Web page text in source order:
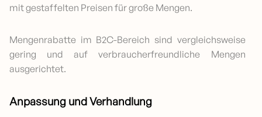
mit gestaffelten Preisen für große Mengen.
Mengenrabatte im B2C-Bereich sind vergleichsweise
gering und auf verbraucherfreundliche Mengen
ausgerichtet.
Anpassung und Verhandlung